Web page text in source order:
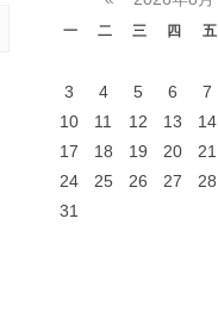
一 二 三 四 五
3
4 5 6 7
10
11 12 13 14
17
18 19 20 21
24
25 26 27 28
31